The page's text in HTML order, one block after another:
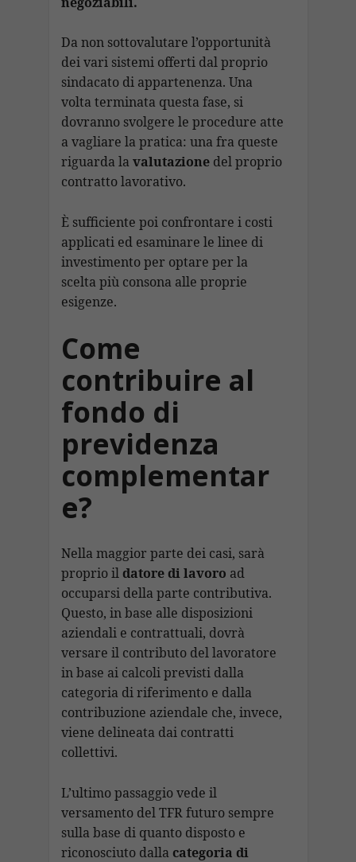
Da non sottovalutare l’opportunità
dei vari sistemi offerti dal proprio
sindacato di appartenenza. Una
volta terminata questa fase, si
dovranno svolgere le procedure atte
a vagliare la pratica: una fra queste
riguarda lavalutazionedel proprio
contratto lavorativo.
È sufficiente poi confrontare i costi
applicati ed esaminare le linee di
investimento per optare per la
scelta più consona alle proprie
esigenze.
Come
contribuire al
fondo di
previdenza
complementar
e?
Nella maggior parte dei casi, sarà
proprio il datore di lavoro ad
occuparsi della parte contributiva.
Questo, in base alle disposizioni
aziendali e contrattuali, dovrà
versare il contributo del lavoratore
in base ai calcoli previsti dalla
categoria di riferimento e dalla
contribuzione aziendale che, invece,
viene delineata dai contratti
collettivi.
L’ultimo passaggio vede il
versamento del TFR futuro sempre
sulla base di quanto disposto e
riconosciuto dalla categoria di